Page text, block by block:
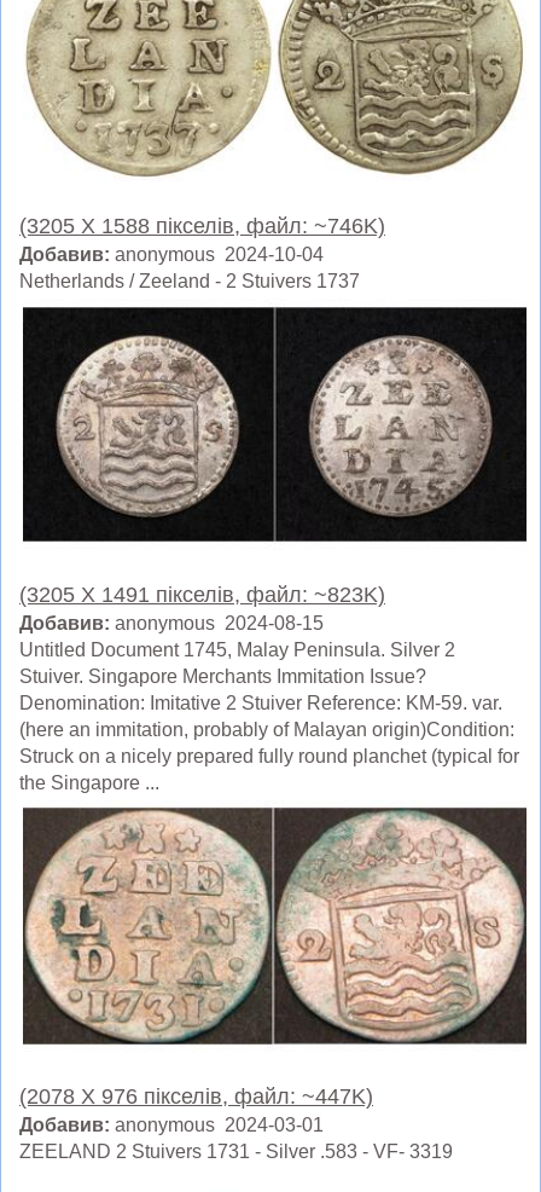
(3205 X 1588 пікселів, файл: ~746K)
Добавив: anonymous 2024-10-04
Netherlands / Zeeland - 2 Stuivers 1737
(3205 X 1491 пікселів, файл: ~823K)
Добавив: anonymous 2024-08-15
Untitled Document 1745, Malay Peninsula. Silver 2
Stuiver. Singapore Merchants Immitation Issue?
Denomination: Imitative 2 Stuiver Reference: KM-59. var.
(here an immitation, probably of Malayan origin)Condition:
Struck on a nicely prepared fully round planchet (typical for
the Singapore ...
(2078 X 976 пікселів, файл: ~447K)
Добавив: anonymous 2024-03-01
ZEELAND 2 Stuivers 1731 - Silver .583 - VF- 3319